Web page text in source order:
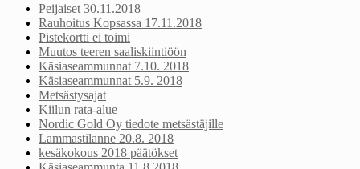
Peijaiset 30.11.2018
Rauhoitus Kopsassa 17.11.2018
Pistekortti ei toimi
Muutos teeren saaliskiintiöön
Käsiaseammunnat 7.10. 2018
Käsiaseammunnat 5.9. 2018
Metsästysajat
Kiilun rata-alue
Nordic Gold Oy tiedote metsästäjille
Lammastilanne 20.8. 2018
kesäkokous 2018 päätökset